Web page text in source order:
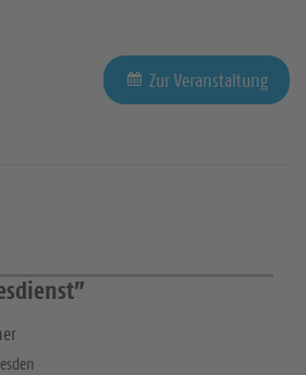
Zur Veranstaltung